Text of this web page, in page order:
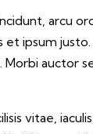
arcu
et ipsum
auctor
vitae,